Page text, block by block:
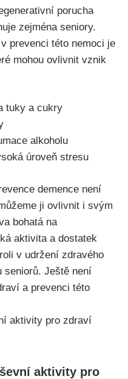
porucha
zejména seniory.
prevenci této nemoci je
mohou ovlivnit vznik
tuky a cukry
alkoholu
úroveň stresu
demence není
ji ovlivnit i svým
bohatá na
aktivita a dostatek
v udržení zdravého
seniorů. Ještě není
a prevenci této
aktivity pro